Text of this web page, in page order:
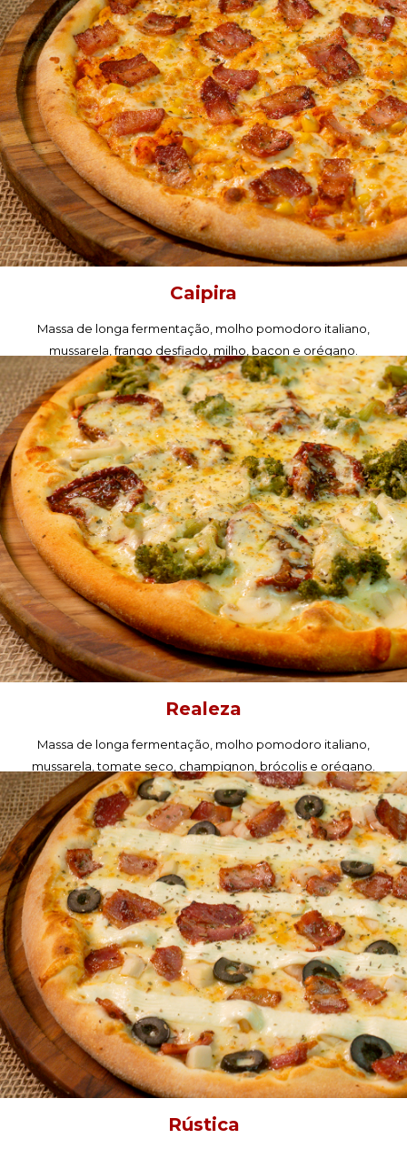
Caipira
Massa de longa fermentação, molho pomodoro italiano,
mussarela, frango desfiado, milho, bacon e orégano.
PEÇA AGORA!
Realeza
Massa de longa fermentação, molho pomodoro italiano,
mussarela, tomate seco, champignon, brócolis e orégano.
PEÇA AGORA!
Rústica